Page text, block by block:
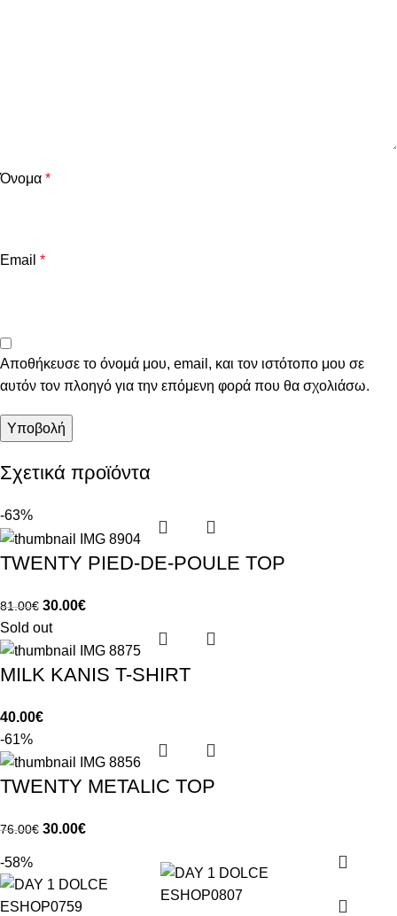
Όνομα *
Email *
Αποθήκευσε το όνομά μου, email, και τον ιστότοπο μου σε
αυτόν τον πλοηγό για την επόμενη φορά που θα σχολιάσω.
Σχετικά προϊόντα
-63%
TWENTY PIED-DE-POULE TOP
81.00€ 30.00€
Sold out
MILK KANIS T-SHIRT
40.00€
-61%
TWENTY METALIC TOP
76.00€ 30.00€
-58%